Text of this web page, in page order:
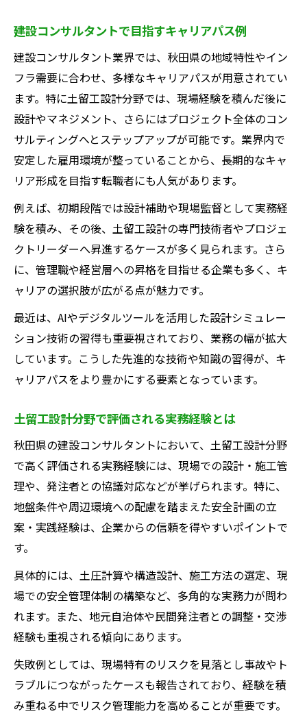
建設コンサルタントで目指すキャリアパス例
建設コンサルタント業界では、秋田県の地域特性やイン
フラ需要に合わせ、多様なキャリアパスが用意されてい
ます。特に土留工設計分野では、現場経験を積んだ後に
設計やマネジメント、さらにはプロジェクト全体のコン
サルティングへとステップアップが可能です。業界内で
安定した雇用環境が整っていることから、長期的なキャ
リア形成を目指す転職者にも人気があります。
例えば、初期段階では設計補助や現場監督として実務経
験を積み、その後、土留工設計の専門技術者やプロジェ
クトリーダーへ昇進するケースが多く見られます。さら
に、管理職や経営層への昇格を目指せる企業も多く、キ
ャリアの選択肢が広がる点が魅力です。
最近は、AIやデジタルツールを活用した設計シミュレー
ション技術の習得も重要視されており、業務の幅が拡大
しています。こうした先進的な技術や知識の習得が、キ
ャリアパスをより豊かにする要素となっています。
土留工設計分野で評価される実務経験とは
秋田県の建設コンサルタントにおいて、土留工設計分野
で高く評価される実務経験には、現場での設計・施工管
理や、発注者との協議対応などが挙げられます。特に、
地盤条件や周辺環境への配慮を踏まえた安全計画の立
案・実践経験は、企業からの信頼を得やすいポイントで
す。
具体的には、土圧計算や構造設計、施工方法の選定、現
場での安全管理体制の構築など、多角的な実務力が問わ
れます。また、地元自治体や民間発注者との調整・交渉
経験も重視される傾向にあります。
失敗例としては、現場特有のリスクを見落とし事故やト
ラブルにつながったケースも報告されており、経験を積
み重ねる中でリスク管理能力を高めることが重要です。